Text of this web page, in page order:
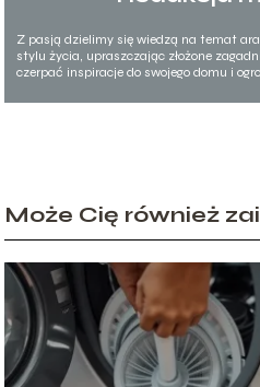
Z pasją dzielimy się wiedzą na temat
stylu życia, upraszczając złożone
czerpać inspiracje do swojego domu i
Może Cię również